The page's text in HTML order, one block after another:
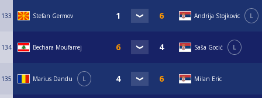
133 Stefan Germov Andrija Stojkovic L
134 Bechara Moufarrej Saša Gocić L
135 Marius Dandu L Milan Eric